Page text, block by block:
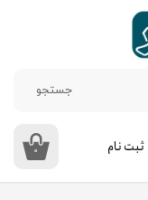
جستجو
۰ ثبت نام